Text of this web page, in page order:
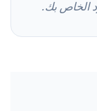
الخاص بك.